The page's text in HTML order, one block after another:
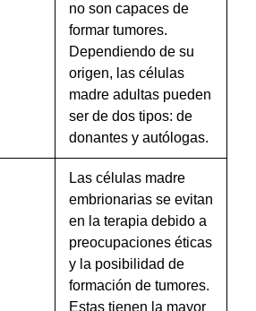
no son capaces de
formar tumores.
Dependiendo de su
origen, las células
madre adultas pueden
ser de dos tipos: de
donantes y autólogas.
Las células madre
embrionarias se evitan
en la terapia debido a
preocupaciones éticas
y la posibilidad de
formación de tumores.
Estas tienen la mayor